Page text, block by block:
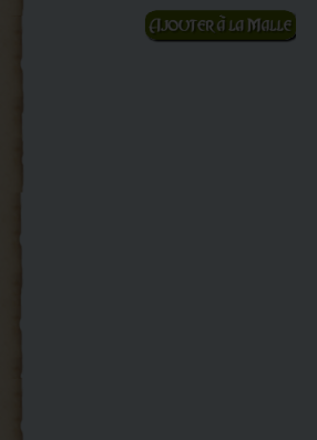
Ajouter au panier